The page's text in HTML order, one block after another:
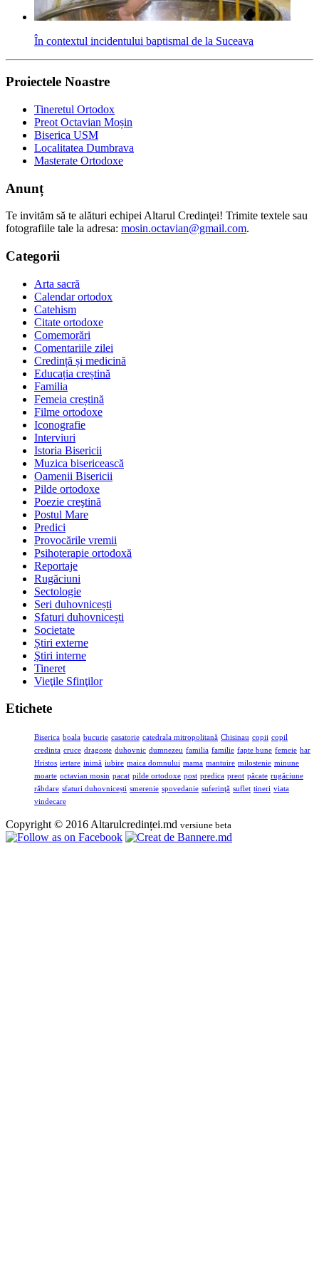
În contextul incidentului baptismal de la Suceava
Proiectele Noastre
Tineretul Ortodox
Preot Octavian Moșin
Biserica USM
Localitatea Dumbrava
Masterate Ortodoxe
Anunț
Te invităm să te alături echipei Altarul Credinţei! Trimite textele sau
fotografiile tale la adresa: mosin.octavian@gmail.com.
Categorii
Arta sacră
Calendar ortodox
Catehism
Citate ortodoxe
Comemorări
Comentariile zilei
Credință și medicină
Educația creștină
Familia
Femeia creștină
Filme ortodoxe
Iconografie
Interviuri
Istoria Bisericii
Muzica bisericească
Oamenii Bisericii
Pilde ortodoxe
Poezie creştină
Postul Mare
Predici
Provocările vremii
Psihoterapie ortodoxă
Reportaje
Rugăciuni
Sectologie
Seri duhovnicești
Sfaturi duhovnicești
Societate
Știri externe
Ştiri interne
Tineret
Vieţile Sfinţilor
Etichete
Biserica boala bucurie casatorie catedrala mitropolitană Chisinau copii copil
credinta cruce dragoste duhovnic dumnezeu familia familie fapte bune femeie har
Hristos iertare inimă iubire maica domnului mama mantuire milostenie minune
moarte octavian mosin pacat pilde ortodoxe post predica preot păcate rugăciune
răbdare sfaturi duhovnicești smerenie spovedanie suferinţă suflet tineri viata
vindecare
Copyright © 2016 Altarulcredinței.md versiune beta